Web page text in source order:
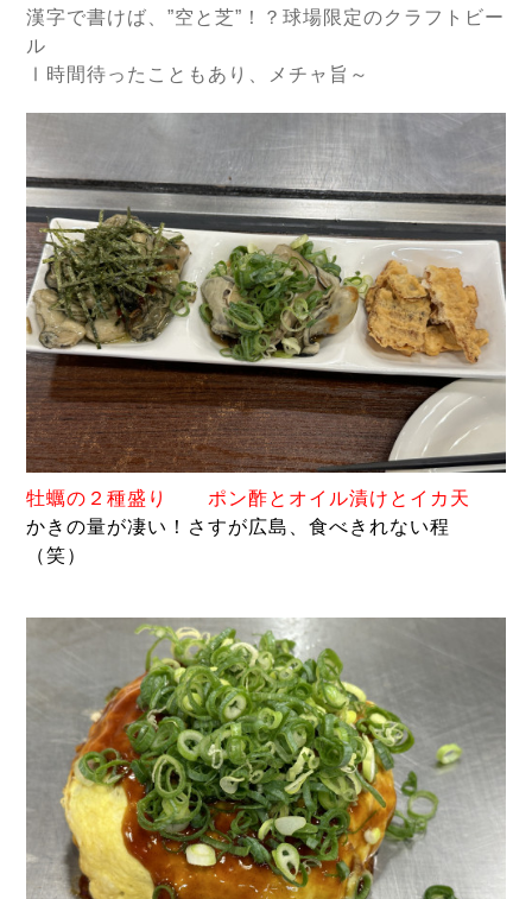
漢字で書けば、”空と芝”！？球場限定のクラフトビー
ル
Ⅰ時間待ったこともあり、メチャ旨～
牡蠣の２種盛り ポン酢とオイル漬けとイカ天
かきの量が凄い！さすが広島、食べきれない程
（笑）